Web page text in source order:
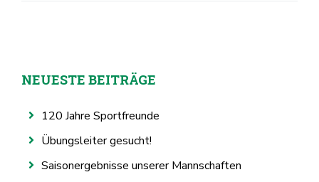
NEUESTE BEITRÄGE
120 Jahre Sportfreunde
Übungsleiter gesucht!
Saisonergebnisse unserer Mannschaften